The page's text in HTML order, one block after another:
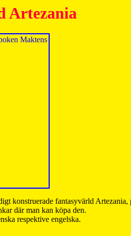
Artezania
konstruerade fantasyvärld
där man kan köpa den.
respektive engelska.